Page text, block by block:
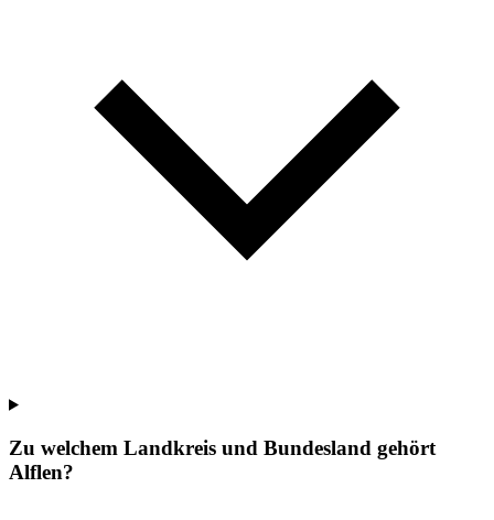
Zu welchem Landkreis und Bundesland gehört
Alflen?